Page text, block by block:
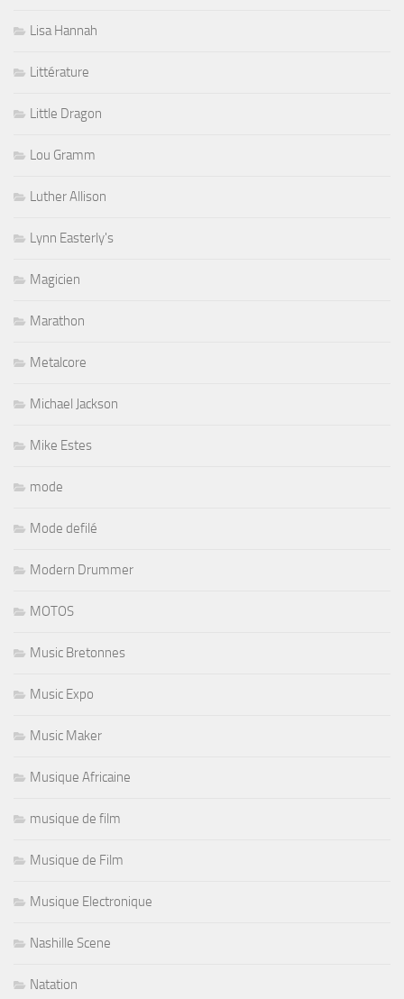
Lisa Hannah
Littérature
Little Dragon
Lou Gramm
Luther Allison
Lynn Easterly's
Magicien
Marathon
Metalcore
Michael Jackson
Mike Estes
mode
Mode defilé
Modern Drummer
MOTOS
Music Bretonnes
Music Expo
Music Maker
Musique Africaine
musique de film
Musique de Film
Musique Electronique
Nashille Scene
Natation